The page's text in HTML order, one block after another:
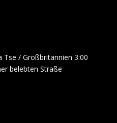
Tse / Großbritannien 3:00
belebten Straße